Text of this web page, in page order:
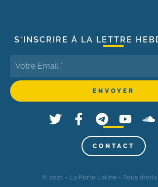
S'INSCRIRE À LA LETTRE
CONTACT
© 2021 - La Porte Latine - Tous